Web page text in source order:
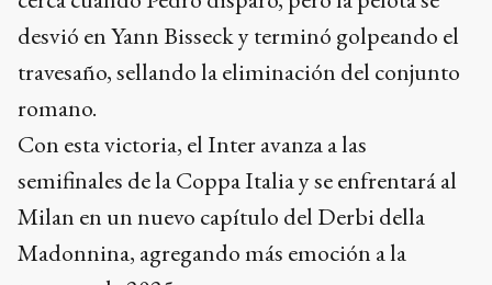
desvió en Yann Bisseck y terminó golpeando el
travesaño, sellando la eliminación del conjunto
romano.
Con esta victoria, el Inter avanza a las
semifinales de la Coppa Italia y se enfrentará al
Milan en un nuevo capítulo del Derbi della
Madonnina, agregando más emoción a la